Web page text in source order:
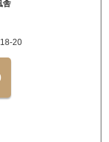
舎
20